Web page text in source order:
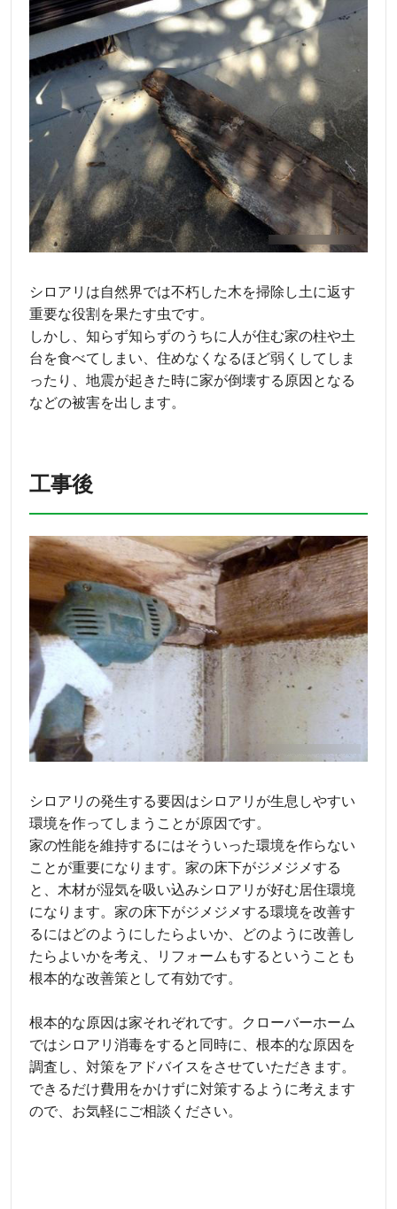
シロアリは自然界では不朽した木を掃除し土に返す
重要な役割を果たす虫です。
しかし、知らず知らずのうちに人が住む家の柱や土
台を食べてしまい、住めなくなるほど弱くしてしま
ったり、地震が起きた時に家が倒壊する原因となる
などの被害を出します。
工事後
シロアリの発生する要因はシロアリが生息しやすい
環境を作ってしまうことが原因です。
家の性能を維持するにはそういった環境を作らない
ことが重要になります。家の床下がジメジメする
と、木材が湿気を吸い込みシロアリが好む居住環境
になります。家の床下がジメジメする環境を改善す
るにはどのようにしたらよいか、どのように改善し
たらよいかを考え、リフォームもするということも
根本的な改善策として有効です。
根本的な原因は家それぞれです。クローバーホーム
ではシロアリ消毒をすると同時に、根本的な原因を
調査し、対策をアドバイスをさせていただきます。
できるだけ費用をかけずに対策するように考えます
ので、お気軽にご相談ください。